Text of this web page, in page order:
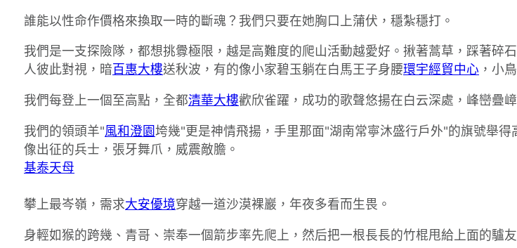
誰能以性命作價格來換取一時的斷魂？我們只要在她胸口上蒲伏，穩紮穩打。
我們是一支探險隊，都想挑釁極限，越是高難度的爬山活動越愛好。揪著蒿草，踩著碎
人彼此對視，暗百惠大樓送秋波，有的像小家碧玉躺在白馬王子身腰環宇經貿中心 ，小
我們每登上一個至高點，全都清華大樓歡欣雀躍，成功的歌聲悠揚在白云深處，峰巒疊
我們的領頭羊"風和澄園垮幾"更是神情飛揚，手里那面"湖南常寧沐盛行戶外"的旗號舉
像出征的兵士，張牙舞爪，威震敵膽。
基泰天母
攀上最岑嶺，需求大安優境穿越一道沙漠裸巖，年夜多看而生畏。
身輕如猴的跨幾、青哥、崇奉一個箭步率先爬上，然后把一根長長的竹棍甩給上面的驢友